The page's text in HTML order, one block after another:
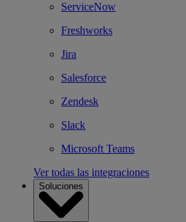
ServiceNow
Freshworks
Jira
Salesforce
Zendesk
Slack
Microsoft Teams
Ver todas las integraciones
Soluciones